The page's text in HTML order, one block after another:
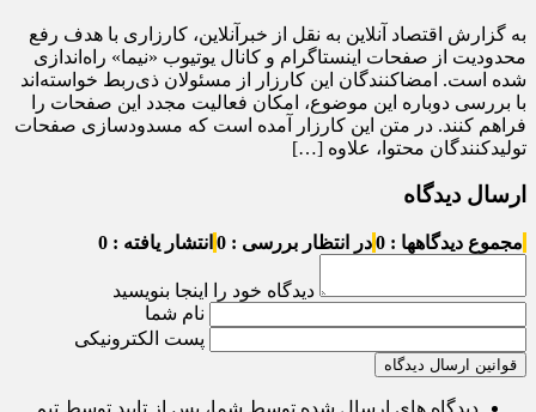
به گزارش اقتصاد آنلاین به نقل از خبرآنلاین، کارزاری با هدف رفع
محدودیت از صفحات اینستاگرام و کانال یوتیوب «نیما» راه‌اندازی
شده است. امضاکنندگان این کارزار از مسئولان ذی‌ربط خواسته‌اند
با بررسی دوباره این موضوع، امکان فعالیت مجدد این صفحات را
فراهم کنند. در متن این کارزار آمده است که مسدودسازی صفحات
تولیدکنندگان محتوا، علاوه […]
ارسال دیدگاه
مجموع دیدگاهها : 0 در انتظار بررسی : 0 انتشار یافته : 0
دیدگاه خود را اینجا بنویسید
نام شما
پست الکترونیکی
قوانین ارسال دیدگاه
دیدگاه های ارسال شده توسط شما، پس از تایید توسط تیم